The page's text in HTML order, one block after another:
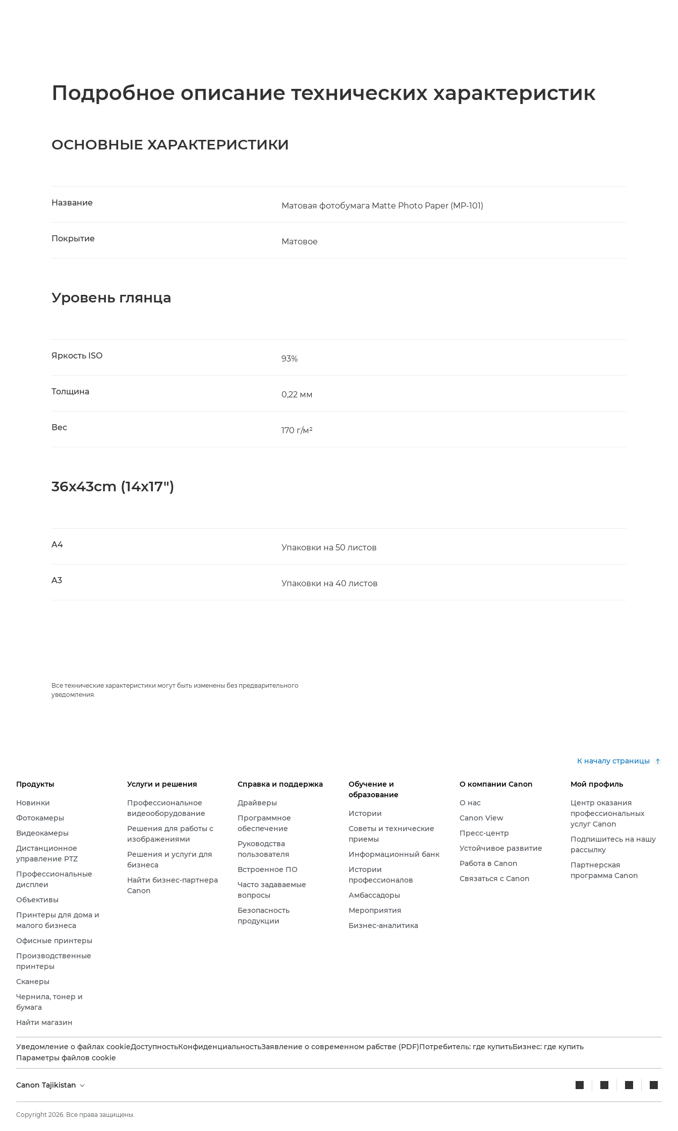
Подробное описание технических характеристик
ОСНОВНЫЕ ХАРАКТЕРИСТИКИ
Название Матовая фотобумага Matte Photo Paper (MP-101)
Покрытие Матовое
Уровень глянца
Яркость ISO 93%
Толщина 0,22 мм
Вес 170 г/м²
36x43cm (14x17")
A4 Упаковки на 50 листов
A3 Упаковки на 40 листов
Все технические характеристики могут быть изменены без предварительного
уведомления.
К началу страницы
Продукты
Новинки
Фотокамеры
Видеокамеры
Дистанционное
управление PTZ
Профессиональные
дисплеи
Объективы
Принтеры для дома и
малого бизнеса
Офисные принтеры
Производственные
принтеры
Сканеры
Чернила, тонер и
бумага
Найти магазин
Услуги и решения
Профессиональное
видеооборудование
Решения для работы с
изображениями
Решения и услуги для
бизнеса
Найти бизнес-партнера
Canon
Справка и поддержка
Драйверы
Программное
обеспечение
Руководства
пользователя
Встроенное ПО
Часто задаваемые
вопросы
Безопасность
продукции
Обучение и
образование
Истории
Советы и технические
приемы
Информационный банк
Истории
профессионалов
Амбассадоры
Мероприятия
Бизнес-аналитика
О компании Canon
О нас
Canon View
Пресс-центр
Устойчивое развитие
Работа в Canon
Связаться с Canon
Мой профиль
Центр оказания
профессиональных
услуг Canon
Подпишитесь на нашу
рассылку
Партнерская
программа Canon
Уведомление о файлах cookieДоступностьКонфиденциальностьЗаявление о современном рабстве (PDF)Потребитель: где купитьБизнес: где купить
Параметры файлов cookie
Canon Tajikistan
Copyright 2026. Все права защищены.